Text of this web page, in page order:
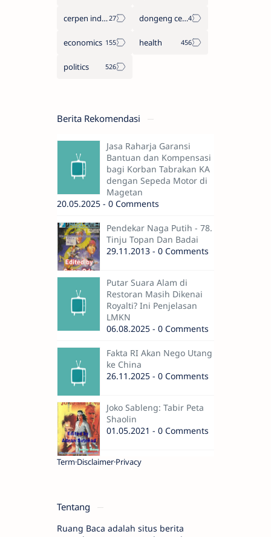
cerpen indonesia dongeng cerita legenda
economics health
politics
Berita Rekomendasi
Jasa Raharja Garansi
Bantuan dan Kompensasi
bagi Korban Tabrakan KA
dengan Sepeda Motor di
Magetan
20.05.2025 - 0 Comments
Pendekar Naga Putih - 78.
Tinju Topan Dan Badai
29.11.2013 - 0 Comments
Putar Suara Alam di
Restoran Masih Dikenai
Royalti? Ini Penjelasan
LMKN
06.08.2025 - 0 Comments
Fakta RI Akan Nego Utang
ke China
26.11.2025 - 0 Comments
Joko Sableng: Tabir Peta
Shaolin
01.05.2021 - 0 Comments
Term Disclaimer Privacy
Tentang
Ruang Baca adalah situs berita